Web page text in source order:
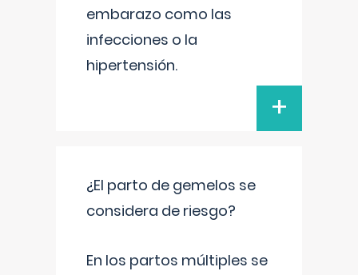
embarazo como las
infecciones o la
hipertensión.
+
¿El parto de gemelos se
considera de riesgo?
En los partos múltiples se